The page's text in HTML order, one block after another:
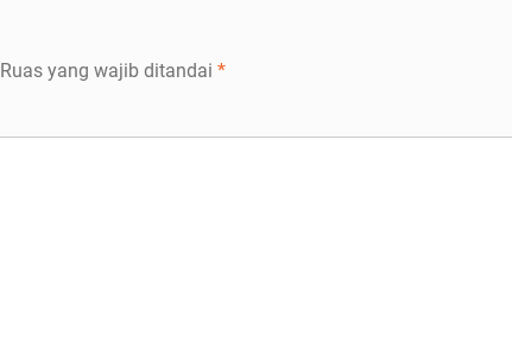
Ruas yang wajib ditandai *